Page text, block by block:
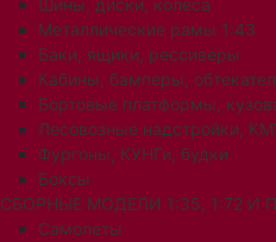
Шины, диски, колеса
Металлические рамы 1:43
Баки, ящики, рессиверы
Кабины, бамперы,
Бортовые платформы,
Лесовозные надстройки,
Фургоны, КУНГи, будки
Боксы
СБОРНЫЕ МОДЕЛИ 1:35, 1:72 И
Самолеты